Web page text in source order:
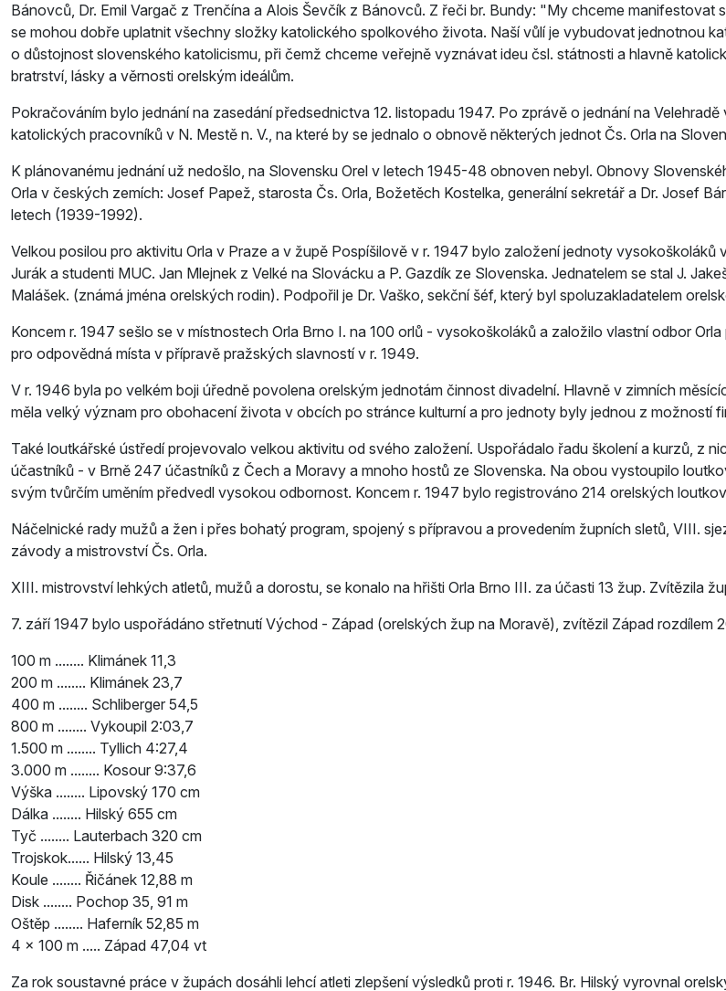
Bánovců, Dr. Emil Vargač z Trenčína a Alois Ševčík z Bánovců. Z řeči br. Bundy:
My chceme manifestovat
se mohou dobře uplatnit všechny složky katolického spolkového života. Naší vůlí je vybudovat jednotnou
o důstojnost slovenského katolicismu, při čemž chceme veřejně vyznávat ideu čsl. státnosti a hlavně
bratrství, lásky a věrnosti orelským ideálům.
Pokračováním bylo jednání na zasedání předsednictva 12. listopadu 1947. Po zprávě o jednání na
katolických pracovníků v N. Mestě n. V., na které by se jednalo o obnově některých jednot Čs. Orla na
K plánovanému jednání už nedošlo, na Slovensku Orel v letech 1945-48 obnoven nebyl. Obnovy
Orla v českých zemích: Josef Papež, starosta Čs. Orla, Božetěch Kostelka, generální sekretář a Dr. Josef
letech (1939-1992).
Velkou posilou pro aktivitu Orla v Praze a v župě Pospíšilově v r. 1947 bylo založení jednoty vysokoškoláků
Jurák a studenti MUC. Jan Mlejnek z Velké na Slovácku a P. Gazdík ze Slovenska. Jednatelem se stal J.
Malášek. (známá jména orelských rodin). Podpořil je Dr. Vaško, sekční šéf, který byl spoluzakladatelem
Koncem r. 1947 sešlo se v místnostech Orla Brno I. na 100 orlů - vysokoškoláků a založilo vlastní odbor
pro odpovědná místa v přípravě pražských slavností v r. 1949.
V r. 1946 byla po velkém boji úředně povolena orelským jednotám činnost divadelní. Hlavně v zimních
měla velký význam pro obohacení života v obcích po stránce kulturní a pro jednoty byly jednou z možností
Také loutkářské ústředí projevovalo velkou aktivitu od svého založení. Uspořádalo řadu školení a kurzů, z
účastníků - v Brně 247 účastníků z Čech a Moravy a mnoho hostů ze Slovenska. Na obou vystoupilo
svým tvůrčím uměním předvedl vysokou odbornost. Koncem r. 1947 bylo registrováno 214 orelských
Náčelnické rady mužů a žen i přes bohatý program, spojený s přípravou a provedením župních sletů, VIII.
závody a mistrovství Čs. Orla.
XIII. mistrovství lehkých atletů, mužů a dorostu, se konalo na hřišti Orla Brno III. za účasti 13 žup. Zvítězila
7. září 1947 bylo uspořádáno střetnutí Východ - Západ (orelských žup na Moravě), zvítězil Západ rozdílem
100 m ........ Klimánek 11,3
200 m ........ Klimánek 23,7
400 m ........ Schliberger 54,5
800 m ........ Vykoupil 2:03,7
1.500 m ........ Tyllich 4:27,4
3.000 m ........ Kosour 9:37,6
Výška ........ Lipovský 170 cm
Dálka ........ Hilský 655 cm
Tyč ........ Lauterbach 320 cm
Trojskok...... Hilský 13,45
Koule ........ Řičánek 12,88 m
Disk ........ Pochop 35, 91 m
Oštěp ........ Haferník 52,85 m
4 x 100 m ..... Západ 47,04 vt
Za rok soustavné práce v župách dosáhli lehcí atleti zlepšení výsledků proti r. 1946. Br. Hilský vyrovnal